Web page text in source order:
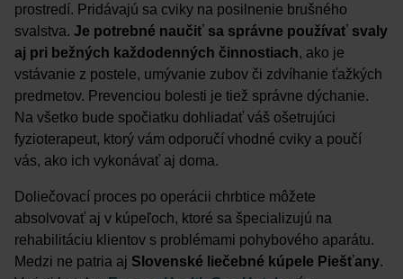
prostredí. Pridávajú sa cviky na posilnenie brušného
svalstva. Je potrebné naučiť sa správne používať svaly
aj pri bežných každodenných činnostiach, ako je
vstávanie z postele, umývanie zubov či zdvíhanie ťažkých
predmetov. Prevenciou bolesti je tiež správne dýchanie.
Na všetko bude spočiatku dohliadať váš ošetrujúci
fyzioterapeut, ktorý vám odporučí vhodné cviky a poučí
vás, ako ich vykonávať aj doma.
Doliečovací proces po operácii chrbtice môžete
absolvovať aj v kúpeľoch, ktoré sa špecializujú na
rehabilitáciu klientov s problémami pohybového aparátu.
Medzi ne patria aj Slovenské liečebné kúpele Piešťany.